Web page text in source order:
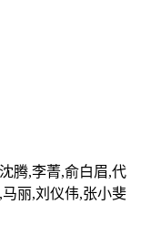
腾,李菁,俞白眉,代
丽,刘仪伟,张小斐